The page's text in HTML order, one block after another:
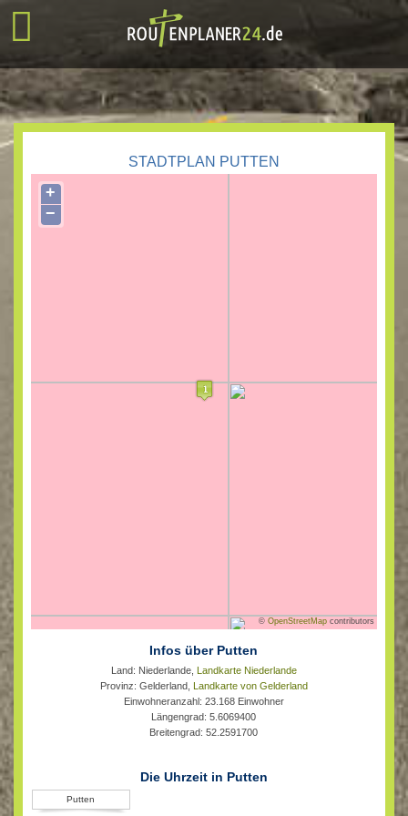
STADTPLAN PUTTEN
+
−
©OpenStreetMap contributors
Infos über Putten
Land: Niederlande, Landkarte Niederlande
Provinz: Gelderland, Landkarte von Gelderland
Einwohneranzahl: 23.168 Einwohner
Längengrad: 5.6069400
Breitengrad: 52.2591700
Die Uhrzeit in Putten
Putten